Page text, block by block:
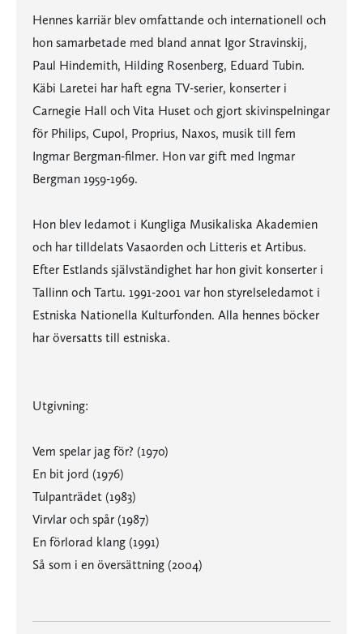
Hennes karriär blev omfattande och internationell och
hon samarbetade med bland annat Igor Stravinskij,
Paul Hindemith, Hilding Rosenberg, Eduard Tubin.
Käbi Laretei har haft egna TV-serier, konserter i
Carnegie Hall och Vita Huset och gjort skivinspelningar
för Philips, Cupol, Proprius, Naxos, musik till fem
Ingmar Bergman-filmer. Hon var gift med Ingmar
Bergman 1959-1969.
Hon blev ledamot i Kungliga Musikaliska Akademien
och har tilldelats Vasaorden och Litteris et Artibus.
Efter Estlands självständighet har hon givit konserter i
Tallinn och Tartu. 1991-2001 var hon styrelseledamot i
Estniska Nationella Kulturfonden. Alla hennes böcker
har översatts till estniska.
Utgivning:
Vem spelar jag för? (1970)
En bit jord (1976)
Tulpanträdet (1983)
Virvlar och spår (1987)
En förlorad klang (1991)
Så som i en översättning (2004)